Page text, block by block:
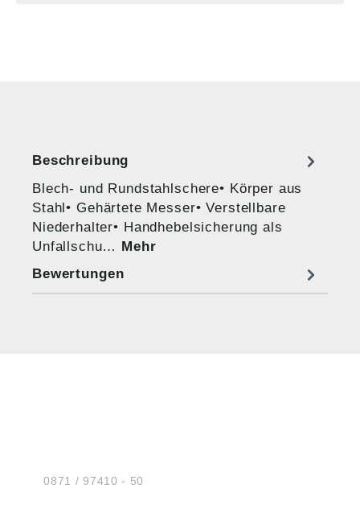
Beschreibung
Blech- und Rundstahlschere• Körper aus
Stahl• Gehärtete Messer• Verstellbare
Niederhalter• Handhebelsicherung als
Unfallschu… Mehr
Bewertungen
Tel.:0871 / 97410 - 50